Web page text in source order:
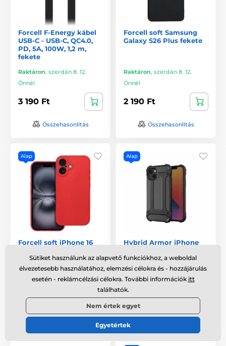
Forcell F-Energy kábel
USB-C - USB-C, QC4.0,
PD, 5A, 100W, 1,2 m,
fekete
Raktáron, szerdán 8. 12.
Önnél
3 190 Ft
Összehasonlítás
Forcell soft Samsung
Galaxy S26 Plus fekete
Raktáron, szerdán 8. 12.
Önnél
2 190 Ft
Összehasonlítás
Alap
Forcell soft iPhone 16
Raktáron
szerdán 8. 12.
Önnél
2 115 Ft
Összehasonlítás
Alap
Hybrid Armor iPhone
Raktáron
szerdán 8. 12.
Önnél
2 115 Ft
Összehasonlítás
Sütiket használunk az alapvető funkciókhoz, a weboldal
élvezetesebb használatához, elemzési célokra és - hozzájárulás
esetén - reklámcélzási célokra. További információk itt
találhatók.
Nem értek egyet
Egyetértek